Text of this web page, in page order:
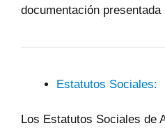
documentación
Estatutos Sociales:
Los Estatutos Sociales de